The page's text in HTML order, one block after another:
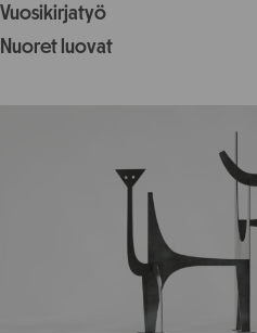
Vuosikirjatyö
Nuoret luovat